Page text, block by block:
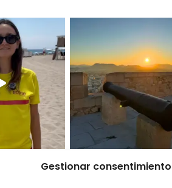
Gestionar consentimiento
Instagram